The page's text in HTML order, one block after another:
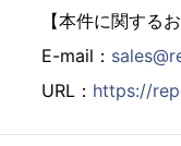
【本件に関する
E-mail：
URL： https://